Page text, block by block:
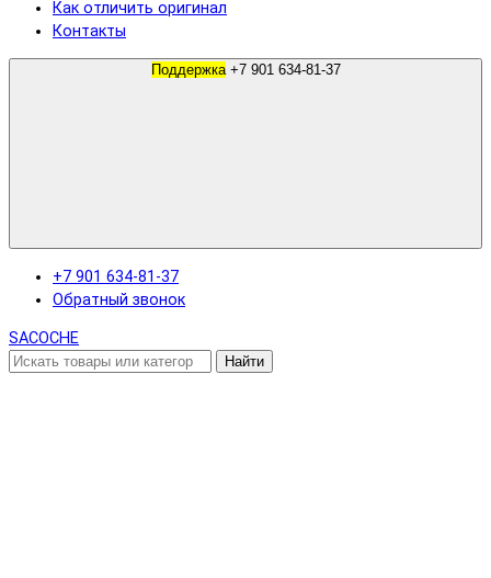
Как отличить оригинал
Контакты
Поддержка +7 901 634-81-37
+7 901 634-81-37
Обратный звонок
SACOCHE
Найти